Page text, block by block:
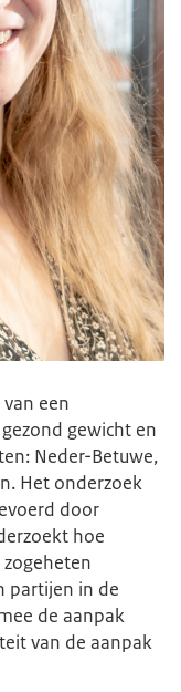
een
gewicht en
Neder-Betuwe,
Het onderzoek
door
hoe
partijen in de
de aanpak
van de aanpak